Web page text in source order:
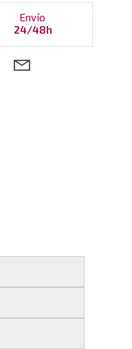
Envío
24/48h